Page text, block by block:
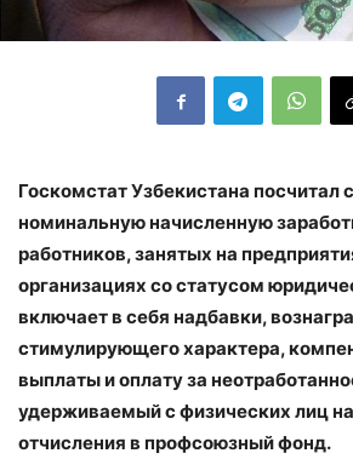
Госкомстат Узбекистана
номинальную начисленную
работников, занятых на
организациях со статусом
включает в себя надбавки,
стимулирующего характера,
выплаты и оплату за
удерживаемый с физических лиц
отчисления в профсоюзный фонд.